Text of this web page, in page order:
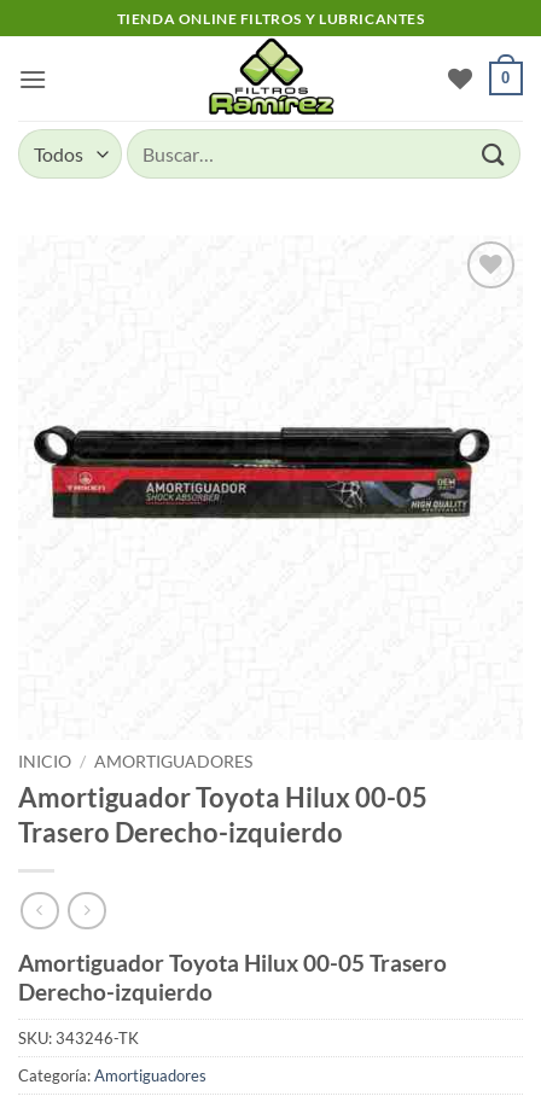
to
content
TIENDA ONLINE FILTROS Y LUBRICANTES
0
Buscar
por:
INICIO / AMORTIGUADORES
Amortiguador Toyota Hilux 00-05
Trasero Derecho-izquierdo
Amortiguador Toyota Hilux 00-05 Trasero
Derecho-izquierdo
SKU:343246-TK
Categoría:Amortiguadores